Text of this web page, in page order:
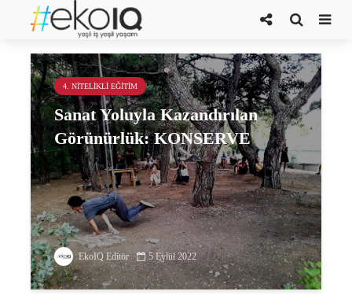
KONSERVE
4. NITELIKLI EĞITIM
Sanat Yoluyla Kazandırılan
Görünürlük: KONSERVE
EkoIQ Editör 5 Eylül 2022